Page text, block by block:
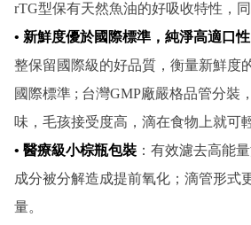
rTG型保有天然魚油的好吸收特性，同
• 新鮮度優於國際標準，純淨高適口性
整保留國際級的好品質，衡量新鮮度
國際標準 ; 台灣GMP廠嚴格品管分裝
味，毛孩接受度高，滴在食物上就可
• 醫療級小棕瓶包裝 ：有效濾去高能
成分被分解造成提前氧化；滴管形式
量。